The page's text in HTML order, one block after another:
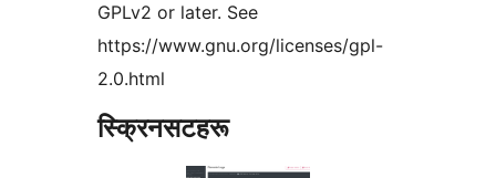
GPLv2 or later. See
https://www.gnu.org/licenses/gpl-
2.0.html
स्क्रिनसटहरू